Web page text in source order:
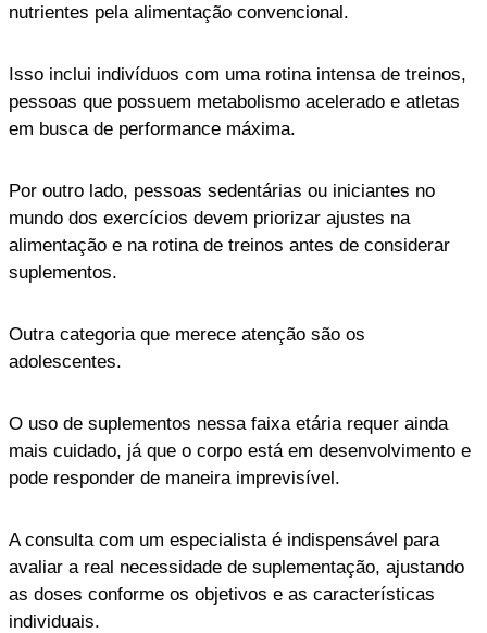
nutrientes pela alimentação convencional.
Isso inclui indivíduos com uma rotina intensa de treinos,
pessoas que possuem metabolismo acelerado e atletas
em busca de performance máxima.
Por outro lado, pessoas sedentárias ou iniciantes no
mundo dos exercícios devem priorizar ajustes na
alimentação e na rotina de treinos antes de considerar
suplementos.
Outra categoria que merece atenção são os
adolescentes.
O uso de suplementos nessa faixa etária requer ainda
mais cuidado, já que o corpo está em desenvolvimento e
pode responder de maneira imprevisível.
A consulta com um especialista é indispensável para
avaliar a real necessidade de suplementação, ajustando
as doses conforme os objetivos e as características
individuais.